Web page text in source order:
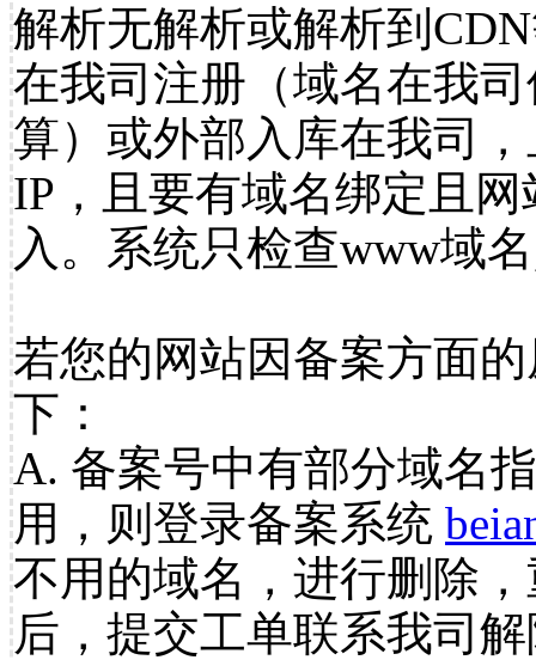
解析无解析或解析到
在我司注册（域名在我
算）或外部入库在我司
IP，且要有域名绑定且
入。系统只检查www域
若您的网站因备案方面
下：
A. 备案号中有部分域名
用，则登录备案系统
不用的域名，进行删除
后，提交工单联系我司